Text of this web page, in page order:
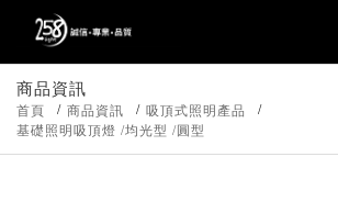
商品資訊
首頁 商品資訊
吸頂式照明產品
基礎照明吸頂燈 /均光型 /圓型